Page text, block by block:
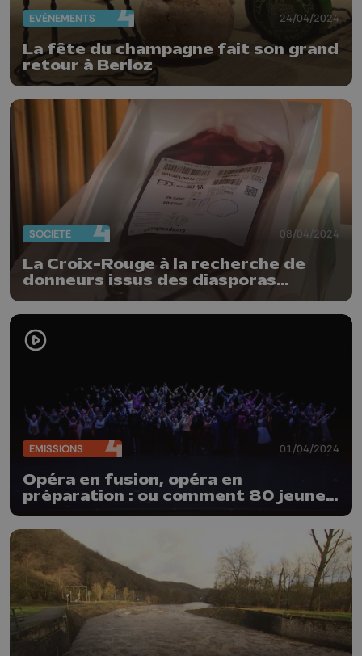
EVÈNEMENTS 24/04/2024
La fête du champagne fait son grand
retour à Berloz
SOCIÉTÉ 08/04/2024
La Croix-Rouge à la recherche de
donneurs issus des diasporas
africaines
ÉMISSIONS 01/04/2024
Opéra en fusion, opéra en
préparation : ou comment 80 jeunes
ont créé leur opéra